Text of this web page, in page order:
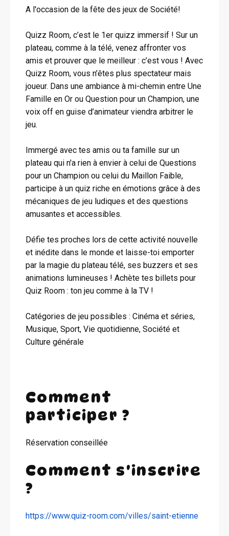
A l'occasion de la fête des jeux de Société!
Quizz Room, c’est le 1er quizz immersif ! Sur un
plateau, comme à la télé, venez affronter vos
amis et prouver que le meilleur : c’est vous ! Avec
Quizz Room, vous n’êtes plus spectateur mais
joueur. Dans une ambiance à mi-chemin entre Une
Famille en Or ou Question pour un Champion, une
voix off en guise d’animateur viendra arbitrer le
jeu.
Immergé avec tes amis ou ta famille sur un
plateau qui n'a rien à envier à celui de Questions
pour un Champion ou celui du Maillon Faible,
participe à un quiz riche en émotions grâce à des
mécaniques de jeu ludiques et des questions
amusantes et accessibles.
Défie tes proches lors de cette activité nouvelle
et inédite dans le monde et laisse-toi emporter
par la magie du plateau télé, ses buzzers et ses
animations lumineuses ! Achète tes billets pour
Quiz Room : ton jeu comme à la TV !
Catégories de jeu possibles : Cinéma et séries,
Musique, Sport, Vie quotidienne, Société et
Culture générale
Comment
participer ?
Réservation conseillée
Comment s'inscrire
?
https://www.quiz-room.com/villes/saint-etienne